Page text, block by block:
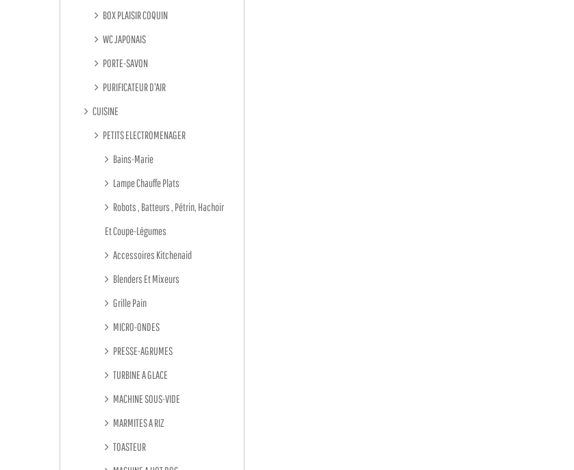
BOX PLAISIR COQUIN
WC JAPONAIS
PORTE-SAVON
PURIFICATEUR D'AIR
CUISINE
PETITS ELECTROMENAGER
Bains-Marie
Lampe Chauffe Plats
Robots , Batteurs , Pétrin, Hachoir
Et Coupe-Légumes
Accessoires Kitchenaid
Blenders Et Mixeurs
Grille Pain
MICRO-ONDES
PRESSE-AGRUMES
TURBINE A GLACE
MACHINE SOUS-VIDE
MARMITES A RIZ
TOASTEUR